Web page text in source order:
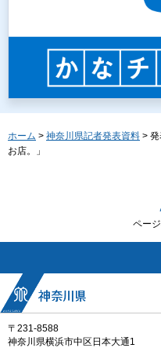
ホーム > 神奈川県記者発表資料 >
お店。」
ペー
〒231-8588
神奈川県横浜市中区日本大通1